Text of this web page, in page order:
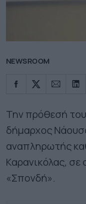
NEWSROOM
Την πρόθεσή
δήμαρχος
αναπληρωτής
Καρανικόλας, σε
«Σπονδή».